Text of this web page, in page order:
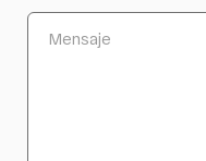
Mensaje